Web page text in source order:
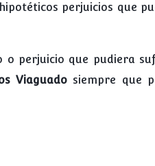
perjuicios que
perjuicio que pudiera
Viaguado siempre que